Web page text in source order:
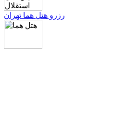
رزرو هتل هما تهران